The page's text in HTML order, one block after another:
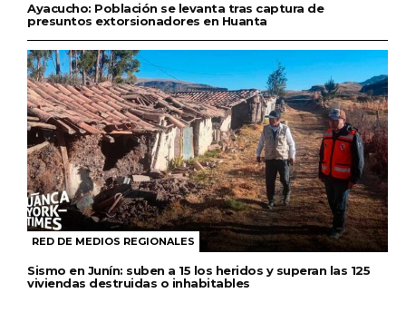
Ayacucho: Población se levanta tras captura de
presuntos extorsionadores en Huanta
RED DE MEDIOS REGIONALES
Sismo en Junín: suben a 15 los heridos y superan las 125
viviendas destruidas o inhabitables